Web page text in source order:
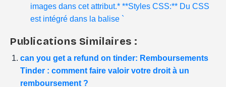
images dans cet attribut.* **Styles CSS:** Du CSS
est intégré dans la balise `
Publications Similaires :
can you get a refund on tinder: Remboursements
Tinder : comment faire valoir votre droit à un
remboursement ?